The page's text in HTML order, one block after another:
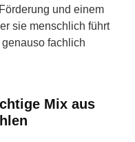
und einem
sie menschlich führt
fachlich
Mix aus